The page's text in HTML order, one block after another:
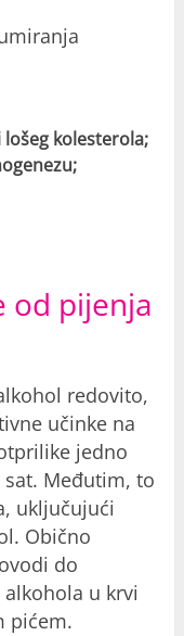
kolesterola;
od pijenja
redovito,
učinke na
jedno
Međutim, to
uključujući
Obično
do
u krvi
pićem.